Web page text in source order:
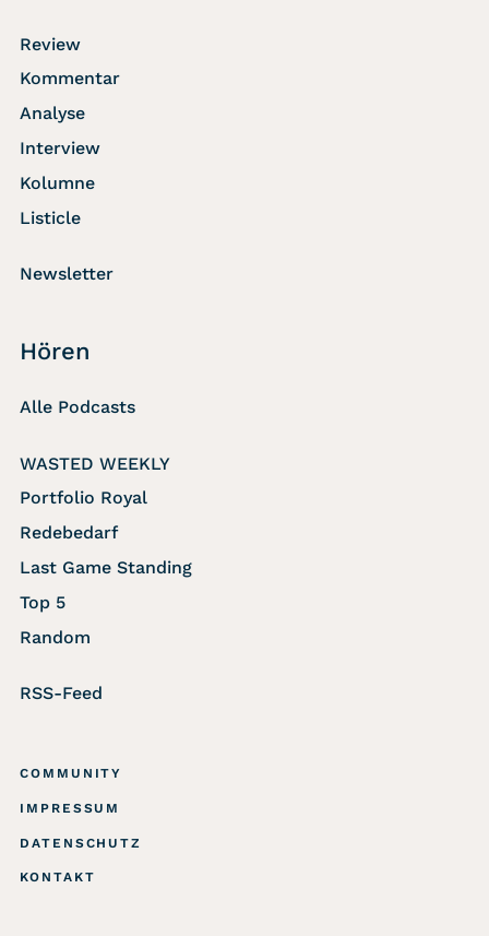
Review
Kommentar
Analyse
Interview
Kolumne
Listicle
Newsletter
Hören
Alle Podcasts
WASTED WEEKLY
Portfolio Royal
Redebedarf
Last Game Standing
Top 5
Random
RSS-Feed
COMMUNITY
IMPRESSUM
DATENSCHUTZ
KONTAKT